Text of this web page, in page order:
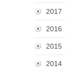
2017
2016
2015
2014